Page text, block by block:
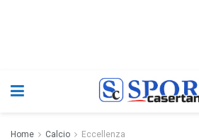
Home Calcio Eccellenza